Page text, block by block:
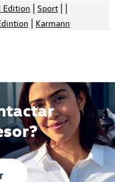
Edition | Sport | |
| Karmann